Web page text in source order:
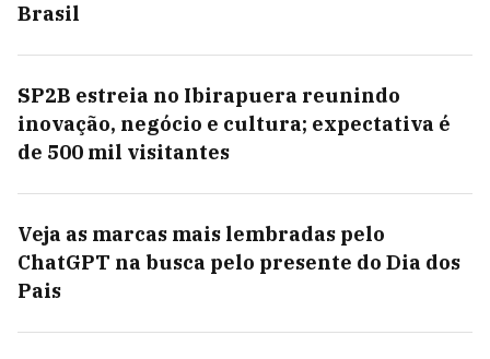
Brasil
SP2B estreia no Ibirapuera reunindo
inovação, negócio e cultura; expectativa é
de 500 mil visitantes
Veja as marcas mais lembradas pelo
ChatGPT na busca pelo presente do Dia dos
Pais